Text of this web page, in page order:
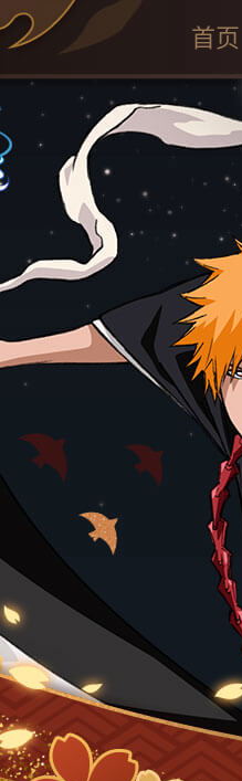
首页